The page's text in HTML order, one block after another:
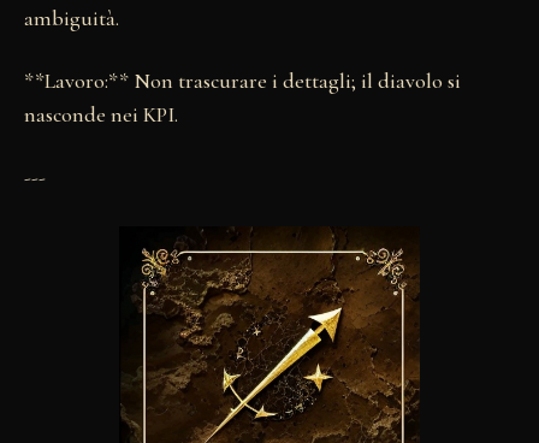
ambiguità.
**Lavoro:** Non trascurare i dettagli; il diavolo si
nasconde nei KPI.
---